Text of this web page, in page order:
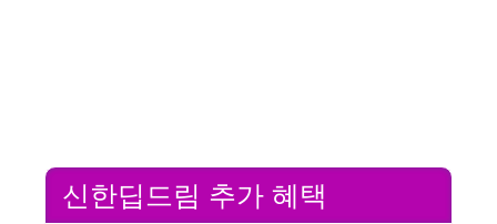
신한딥드림 추가 혜택